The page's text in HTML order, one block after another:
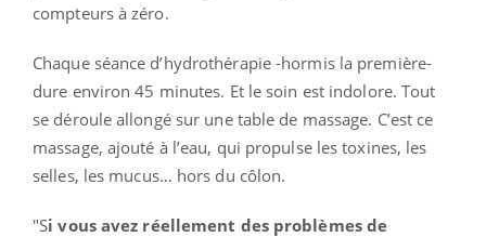
compteurs à zéro.
Chaque séance d’hydrothérapie -hormis la première-
dure environ 45 minutes. Et le soin est indolore. Tout
se déroule allongé sur une table de massage. C’est ce
massage, ajouté à l’eau, qui propulse les toxines, les
selles, les mucus… hors du côlon.
"Si vous avez réellement des problèmes de